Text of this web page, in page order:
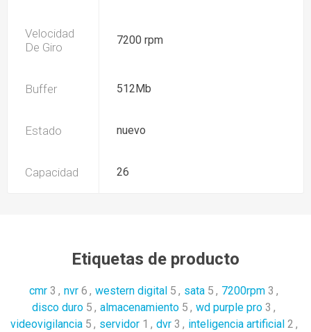
Velocidad
De Giro
7200 rpm
Buffer 512Mb
Estado nuevo
Capacidad 26
Etiquetas de producto
cmr 3 , nvr 6 , western digital 5 , sata 5 , 7200rpm 3 ,
disco duro 5 , almacenamiento 5 , wd purple pro 3 ,
videovigilancia 5 , servidor 1 , dvr 3 , inteligencia artificial 2 ,